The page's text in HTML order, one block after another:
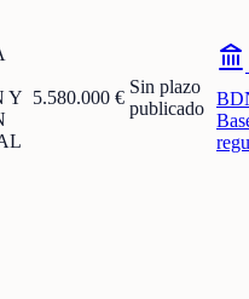
Y 5.580.000 €
Sin plazo
publicado